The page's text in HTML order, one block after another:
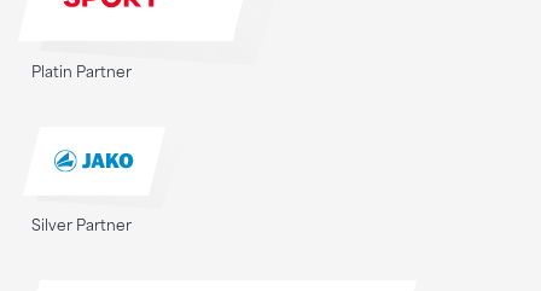
Platin Partner
Silver Partner